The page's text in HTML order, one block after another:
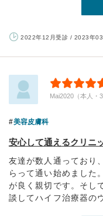
2022年12月受診 / 2023年03
Mai2020（本人・
美容皮膚科
安心して通えるクリニ
友達が数人通っており
らって通い始めました
が良く親切です。そし
談してハイフ治療器の